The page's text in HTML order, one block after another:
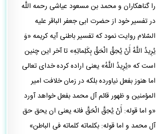
را گناهكاران و محمد بن مسعود عياشى رحمه اللَّه
در تفسير خود از حضرت ابى جعفر الباقر عليه
السّلام روايت نمود كه تفسير باطنى آيه كريمه «وَ
يُرِيدُ اللَّهُ أَنْ يُحِقَّ الْحَقَّ بِكَلِماتِهِ» تا آخر اين چنين
است كه «يُرِيدُ اللَّهُ» يعنى اراده كرده خداى تعالى
اما هنوز بفعل نياورده بلكه در زمان خلافت امير
المؤمنين و ظهور قائم آل محمد بفعل خواهد آورد
«و اما قوله: أَنْ يُحِقَّ الْحَقَّ فانه يعنى ان يحق حق
آل محمد و اما قوله: بكلماته كلماته فى الباطن»